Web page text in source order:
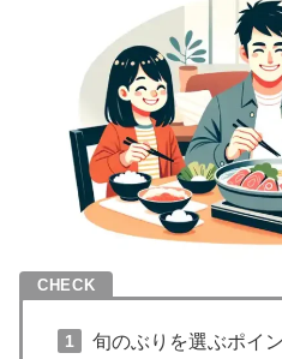
旬のぶりを選ぶポイ